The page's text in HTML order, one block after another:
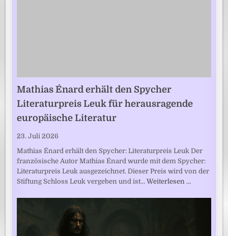
Mathias Énard erhält den Spycher
Literaturpreis Leuk für herausragende
europäische Literatur
23. Juli 2026
Mathias Énard erhält den Spycher: Literaturpreis Leuk Der
französische Autor Mathias Énard wurde mit dem Spycher:
Literaturpreis Leuk ausgezeichnet. Dieser Preis wird von der
Stiftung Schloss Leuk vergeben und ist…Weiterlesen …